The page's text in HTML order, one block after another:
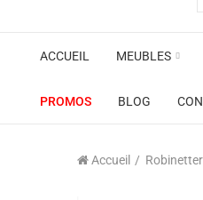
ACCUEIL MEUBLES
PROMOS BLOG
Accueil